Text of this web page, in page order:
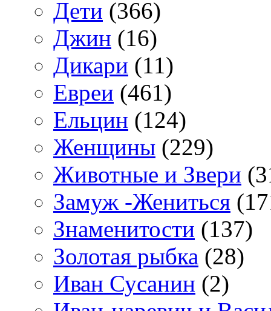
Дети (366)
Джин (16)
Дикари (11)
Евреи (461)
Ельцин (124)
Женщины (229)
Животные и Звери
Замуж -Жениться
Знаменитости (137)
Золотая рыбка (28)
Иван Сусанин (2)